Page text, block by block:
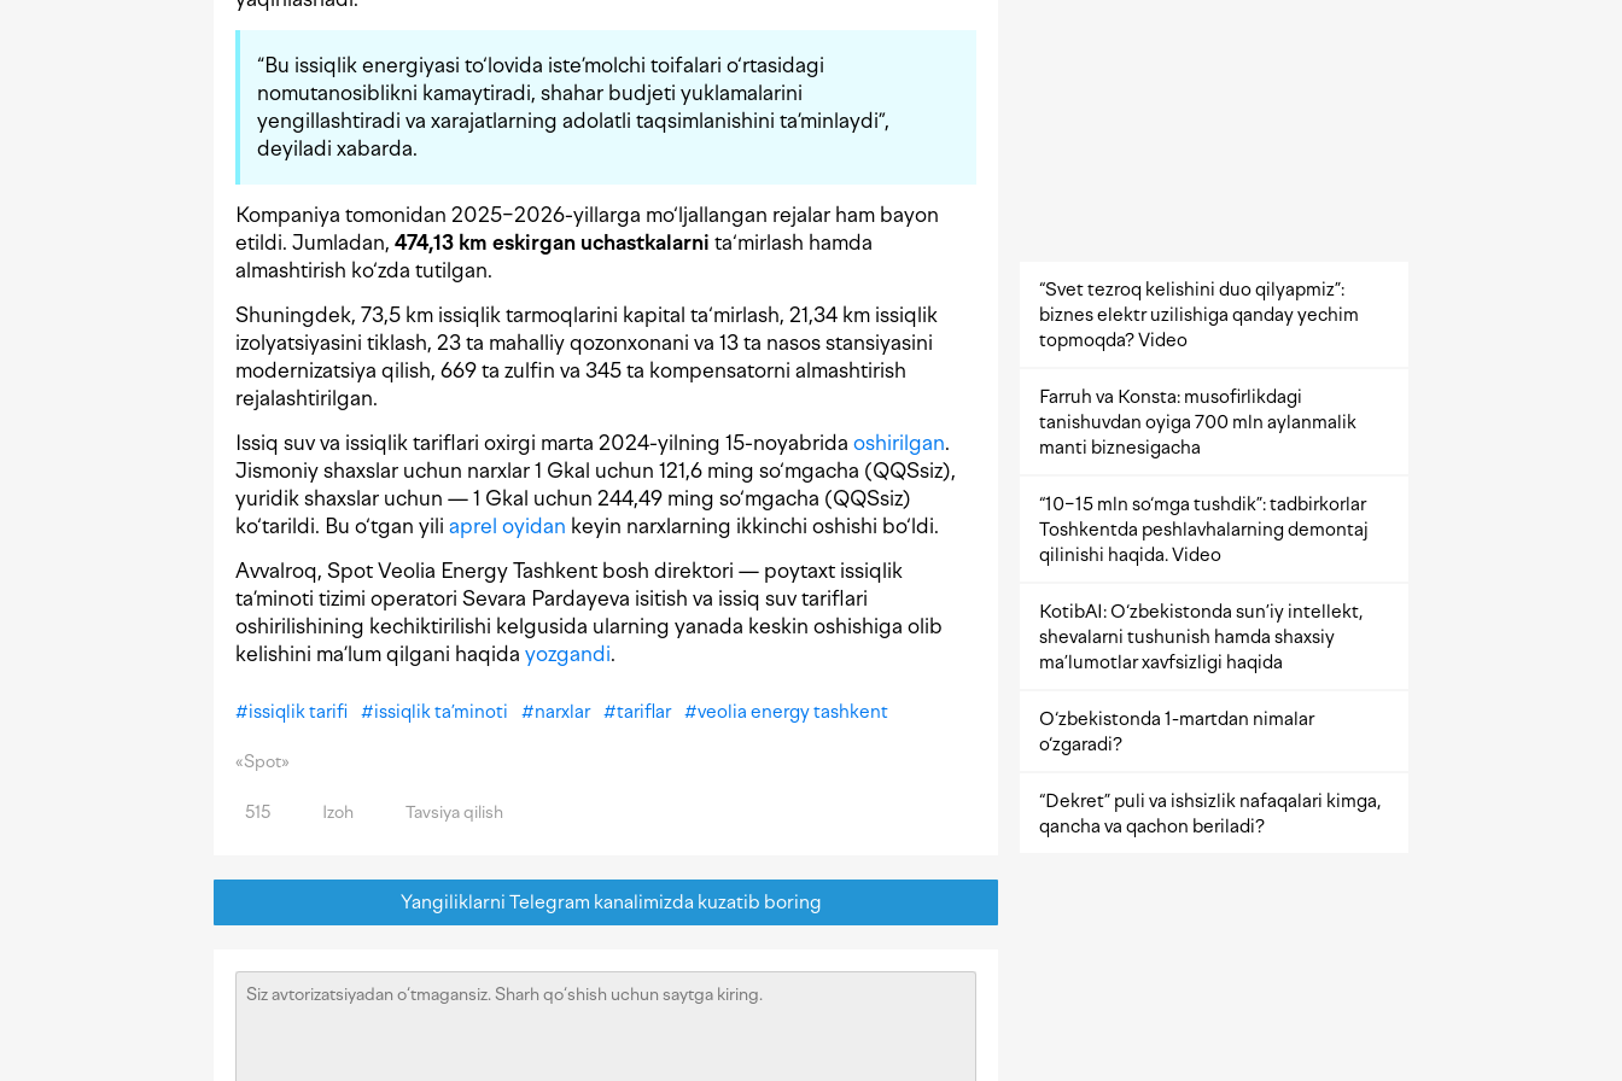
“Bu issiqlik energiyasi to‘lovida iste’molchi toifalari o‘rtasidagi
nomutanosiblikni kamaytiradi, shahar budjeti yuklamalarini
yengillashtiradi va xarajatlarning adolatli taqsimlanishini ta’minlaydi”,
deyiladi xabarda.
Kompaniya tomonidan 2025−2026-yillarga mo‘ljallangan rejalar ham bayon
etildi. Jumladan, 474,13 km eskirgan uchastkalarni ta‘mirlash hamda
almashtirish ko‘zda tutilgan.
Shuningdek, 73,5 km issiqlik tarmoqlarini kapital ta‘mirlash, 21,34 km issiqlik
izolyatsiyasini tiklash, 23 ta mahalliy qozonxonani va 13 ta nasos stansiyasini
modernizatsiya qilish, 669 ta zulfin va 345 ta kompensatorni almashtirish
rejalashtirilgan.
Issiq suv va issiqlik tariflari oxirgi marta 2024-yilning 15-noyabrida oshirilgan.
Jismoniy shaxslar uchun narxlar 1 Gkal uchun 121,6 ming so‘mgacha (QQSsiz),
yuridik shaxslar uchun — 1 Gkal uchun 244,49 ming so‘mgacha (QQSsiz)
ko‘tarildi. Bu o‘tgan yili aprel oyidan keyin narxlarning ikkinchi oshishi bo‘ldi.
Avvalroq, Spot Veolia Energy Tashkent bosh direktori — poytaxt issiqlik
ta’minoti tizimi operatori Sevara Pardayeva isitish va issiq suv tariflari
oshirilishining kechiktirilishi kelgusida ularning yanada keskin oshishiga olib
kelishini ma’lum qilgani haqida yozgandi.
#issiqlik tarifi #issiqlik ta’minoti #narxlar #tariflar #veolia energy tashkent
«Spot»
515 Izoh Tavsiya qilish
Yangiliklarni Telegram kanalimizda kuzatib boring
“Svet tezroq kelishini duo qilyapmiz”:
biznes elektr uzilishiga qanday yechim
topmoqda? Video
Farruh va Konsta: musofirlikdagi
tanishuvdan oyiga 700 mln aylanmalik
manti biznesigacha
“10−15 mln so‘mga tushdik”: tadbirkorlar
Toshkentda peshlavhalarning demontaj
qilinishi haqida. Video
KotibAI: O‘zbekistonda sun’iy intellekt,
shevalarni tushunish hamda shaxsiy
ma’lumotlar xavfsizligi haqida
O‘zbekistonda 1-martdan nimalar
o‘zgaradi?
“Dekret” puli va ishsizlik nafaqalari kimga,
qancha va qachon beriladi?